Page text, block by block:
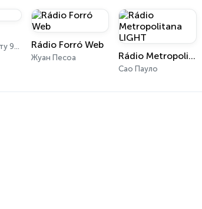
Рибейран-Прету 92.3 FM Rádio Forró Web
Жуан Песоа Rádio Metropolitana LIGHT
Сао Пауло